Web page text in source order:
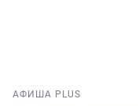
АФИША PLUS